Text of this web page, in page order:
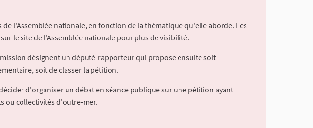
l'Assemblée nationale, en fonction de la thématique qu'elle aborde. Les
le site de l'Assemblée nationale pour plus de visibilité.
désignent un député-rapporteur qui propose ensuite soit
soit de classer la pétition.
d'organiser un débat en séance publique sur une pétition ayant
ou collectivités d'outre-mer.